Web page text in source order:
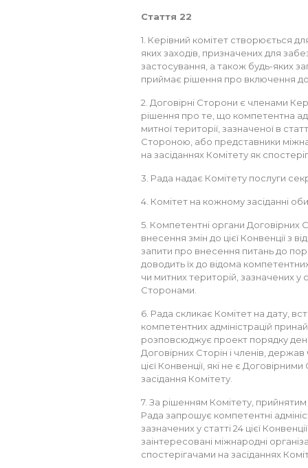
Стаття 22
1. Керівний комітет створюється
яких заходів, призначених для
застосування, а також будь-яких
приймає рішення про включення до
2. Договірні Сторони є членами
рішення про те, що компетентна
митної території, зазначеної в
Стороною, або представники
на засіданнях Комітету як
3. Рада надає Комітету послуги
4. Комітет на кожному засіданні
5. Компетентні органи Договірних
внесення змін до цієї Конвенції з
запити про внесення питань до
доводить їх до відома
чи митних територій, зазначених у
Сторонами.
6. Рада скликає Комітет на дату,
компетентних адміністрацій
розповсюджує проект порядку
Договірних Сторін і членів,
цієї Конвенції, які не є
засідання Комітету.
7. За рішенням Комітету, прийнятим
Рада запрошує компетентні
зазначених у статті 24 цієї
заінтересовані міжнародні
спостерігачами на засіданнях